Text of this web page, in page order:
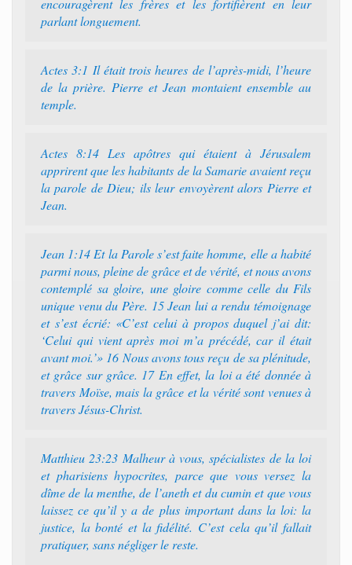
encouragèrent les frères et les fortifièrent en leur
parlant longuement.
Actes 3:1 Il était trois heures de l’après-midi, l’heure
de la prière. Pierre et Jean montaient ensemble au
temple.
Actes 8:14 Les apôtres qui étaient à Jérusalem
apprirent que les habitants de la Samarie avaient reçu
la parole de Dieu; ils leur envoyèrent alors Pierre et
Jean.
Jean 1:14 Et la Parole s’est faite homme, elle a habité
parmi nous, pleine de grâce et de vérité, et nous avons
contemplé sa gloire, une gloire comme celle du Fils
unique venu du Père. 15 Jean lui a rendu témoignage
et s’est écrié: «C’est celui à propos duquel j’ai dit:
‘Celui qui vient après moi m’a précédé, car il était
avant moi.’» 16 Nous avons tous reçu de sa plénitude,
et grâce sur grâce. 17 En effet, la loi a été donnée à
travers Moïse, mais la grâce et la vérité sont venues à
travers Jésus-Christ.
Matthieu 23:23 Malheur à vous, spécialistes de la loi
et pharisiens hypocrites, parce que vous versez la
dîme de la menthe, de l’aneth et du cumin et que vous
laissez ce qu’il y a de plus important dans la loi: la
justice, la bonté et la fidélité. C’est cela qu’il fallait
pratiquer, sans négliger le reste.